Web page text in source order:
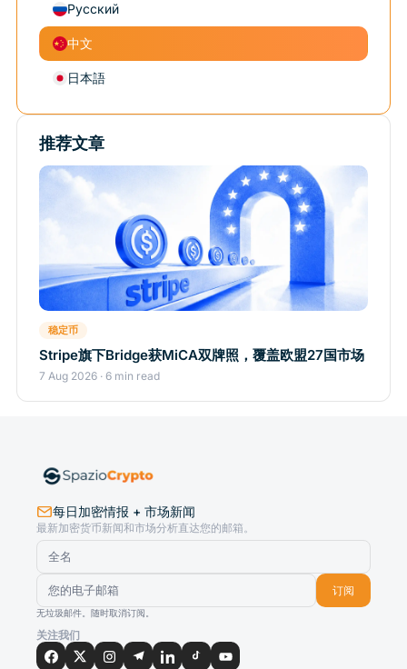
Русский
中文
日本語
推荐文章
稳定币
Stripe旗下Bridge获MiCA双牌照，覆盖欧盟27国市场
7 Aug 2026 · 6 min read
每日加密情报 + 市场新闻
最新加密货币新闻和市场分析直达您的邮箱。
订阅
无垃圾邮件。随时取消订阅。
关注我们